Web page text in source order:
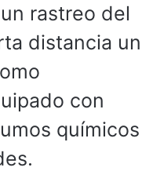
rastreo del
distancia un
con
químicos